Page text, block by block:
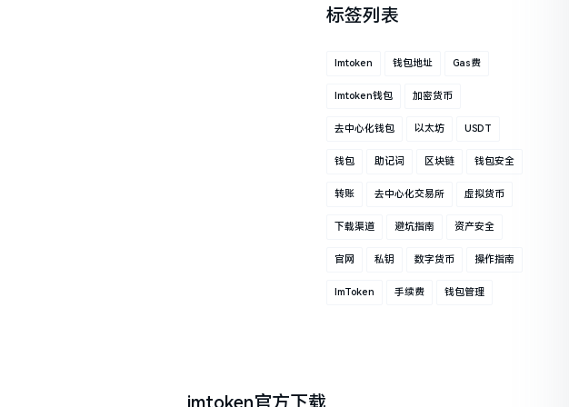
标签列表
Imtoken 钱包地址 Gas费
Imtoken钱包 加密货币
去中心化钱包 以太坊 USDT
钱包 助记词 区块链 钱包安全
转账 去中心化交易所 虚拟货币
下载渠道 避坑指南 资产安全
官网 私钥 数字货币 操作指南
ImToken 手续费 钱包管理